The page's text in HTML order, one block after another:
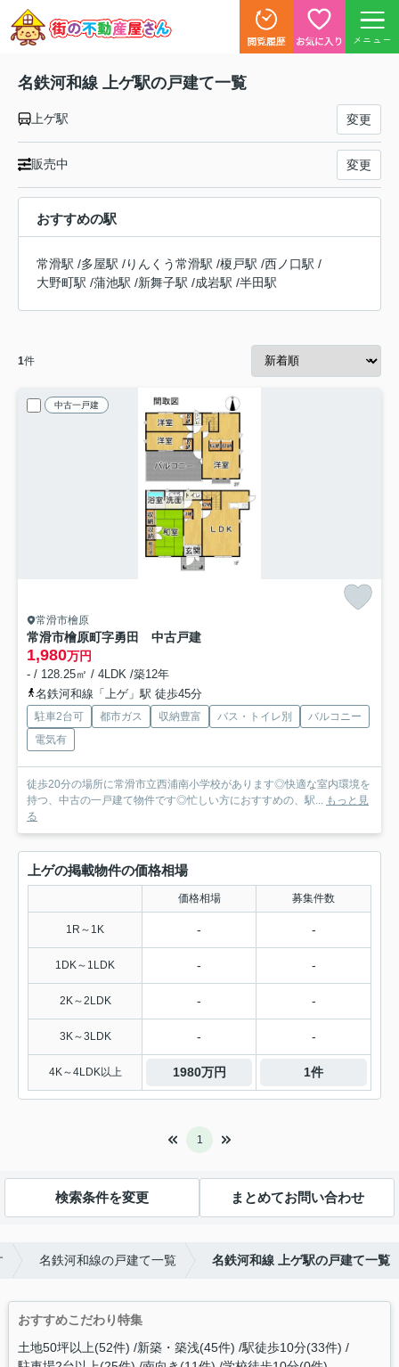
メニュー
名鉄河和線 上ゲ駅の戸建て一覧
上ゲ駅 変更
販売中 変更
おすすめの駅
常滑駅 /多屋駅 /りんくう常滑駅 /榎戸駅 /西ノ口駅 /
大野町駅 /蒲池駅 /新舞子駅 /成岩駅 /半田駅
1件
中古一戸建
常滑市檜原
常滑市檜原町字勇田 中古戸建
1,980万円
- / 128.25㎡ / 4LDK /築12年
名鉄河和線「上ゲ」駅 徒歩45分
駐車2台可 都市ガス 収納豊富 バス・トイレ別
バルコニー
電気有
徒歩20分の場所に常滑市立西浦南小学校があります◎快適な室内環境を
持つ、中古の一戸建て物件です◎忙しい方におすすめの、駅...
もっと見
る
上ゲの掲載物件の価格相場
価格相場 募集件数
1R～1K - -
1DK～1LDK - -
2K～2LDK - -
3K～3LDK - -
4K～4LDK以上 1980万円 1件
1
検索条件を変更 まとめてお問い合わせ
名鉄河和線の戸建て一覧 名鉄河和線 上ゲ駅の戸建て一覧
おすすめこだわり特集
土地50坪以上(52件) 新築・築浅(45件) 駅徒歩10分(33件)